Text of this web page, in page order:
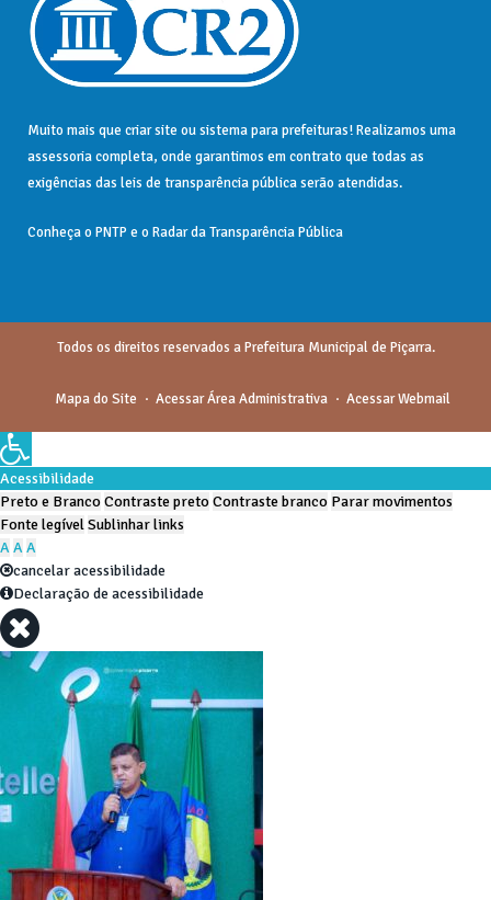
Muito mais que criar site ousistema para prefeituras! Realizamos uma
assessoriacompleta, onde garantimos em contrato que todas as
exigências das leis de transparência públicaserão atendidas.
Conheça o PNTP e o Radar da Transparência Pública
Todos os direitos reservados a Prefeitura Municipal de Piçarra.
Mapa do Site Acessar Área Administrativa Acessar Webmail
Acessibilidade
Preto e BrancoContraste pretoContraste branco Parar movimentos
Fonte legívelSublinhar links
AAA
cancelar acessibilidade
Declaração de acessibilidade